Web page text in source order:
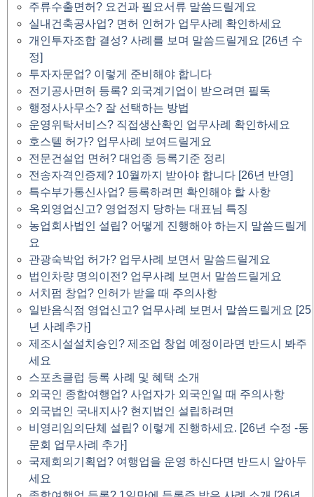
주류수출면허? 요건과 필요서류 말씀드릴게요
실내건축공사업? 면허 인허가 업무사례 확인하세요
개인투자조합 결성? 사례를 보며 말씀드릴게요 [26년 수
정]
투자자문업? 이렇게 준비해야 합니다
전기공사면허 등록? 외국계기업이 받으려면 필독
행정사사무소? 잘 선택하는 방법
운영위탁서비스? 직접생산확인 업무사례 확인하세요
호스텔 허가? 업무사례 보여드릴게요
전문건설업 면허? 대업종 등록기준 정리
전송자격인증제? 10월까지 받아야 합니다 [26년 반영]
특수부가통신사업? 등록하려면 확인해야 할 사항
옥외영업신고? 영업정지 당하는 대표님 특징
농업회사법인 설립? 어떻게 진행해야 하는지 말씀드릴게
요
관광숙박업 허가? 업무사례 보면서 말씀드릴게요
법인차량 명의이전? 업무사례 보면서 말씀드릴게요
서치펌 창업? 인허가 받을 때 주의사항
일반음식점 영업신고? 업무사례 보면서 말씀드릴게요 [25
년 사례추가]
제조시설설치승인? 제조업 창업 예정이라면 반드시 봐주
세요
스포츠클럽 등록 사례 및 혜택 소개
외국인 종합여행업? 사업자가 외국인일 때 주의사항
외국법인 국내지사? 현지법인 설립하려면
비영리임의단체 설립? 이렇게 진행하세요. [26년 수정 -동
문회 업무사례 추가]
국제회의기획업? 여행업을 운영 하신다면 반드시 알아두
세요